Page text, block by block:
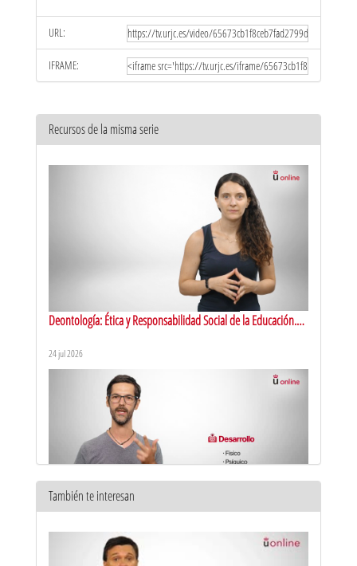
URL:
IFRAME:
Recursos de la misma serie
Deontología: Ética y Responsabilidad Social de la Educación.
24 jul 2026
También te interesan